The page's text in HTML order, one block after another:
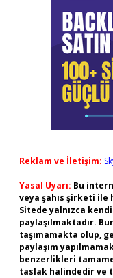
Reklam ve İletişim:
Yasal Uyarı: Bu
veya şahıs şirketi ile
Sitede yalnızca
paylaşılmaktadır.
taşımamakta olup,
paylaşım
benzerlikleri
taslak halindedir ve